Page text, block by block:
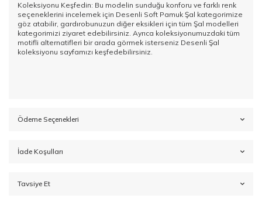
Koleksiyonu Keşfedin: Bu modelin sunduğu konforu ve farklı renk
seçeneklerini incelemek için Desenli Soft Pamuk Şal kategorimize
göz atabilir, gardırobunuzun diğer eksikleri için tüm Şal modelleri
kategorimizi ziyaret edebilirsiniz. Ayrıca koleksiyonumuzdaki tüm
motifli alternatifleri bir arada görmek isterseniz Desenli Şal
koleksiyonu sayfamızı keşfedebilirsiniz.
Ödeme Seçenekleri
İade Koşulları
Tavsiye Et